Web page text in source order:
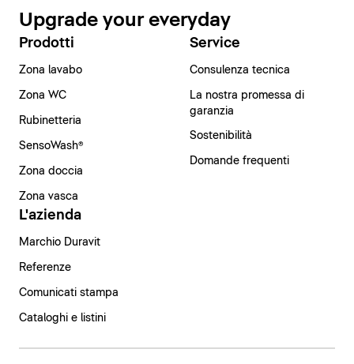
Upgrade your everyday
Prodotti
Zona lavabo
Zona WC
Rubinetteria
SensoWash®
Zona doccia
Zona vasca
Service
Consulenza tecnica
La nostra promessa di
garanzia
Sostenibilità
Domande frequenti
L'azienda
Marchio Duravit
Referenze
Comunicati stampa
Cataloghi e listini